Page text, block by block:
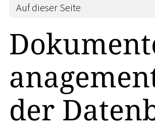
Auf dieser Seite
der